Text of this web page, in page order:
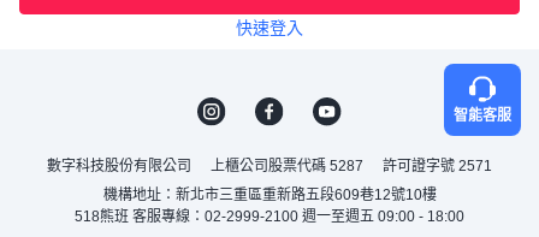
快速登入
智能客服
數字科技股份有限公司 上櫃公司股票代碼 5287
許可證字號 2571
機構地址：新北市三重區重新路五段609巷12號10樓
518熊班 客服專線：02-2999-2100 週一至週五 09:00 - 18:00